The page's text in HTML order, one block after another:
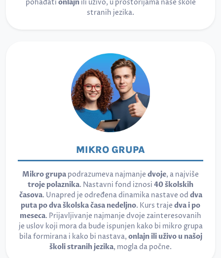
pohađati onlajnili uživo, u prostorijama naše škole
stranih jezika.
MIKRO GRUPA
Mikro grupa podrazumeva najmanje dvoje, a najviše
troje polaznika. Nastavni fond iznosi 40 školskih
časova. Unapred je određena dinamika nastave od dva
puta po dva školska časa nedeljno. Kurs traje dva i po
meseca. Prijavljivanje najmanje dvoje zainteresovanih
je uslov koji mora da bude ispunjen kako bi mikro grupa
bila formirana i kako bi nastava, onlajn ili uživo u našoj
školi stranih jezika, mogla da počne.